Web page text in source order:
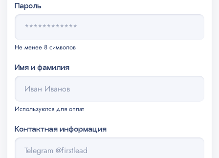
Пароль
Не менее 8 символов
Имя и фамилия
Используются для оплат
Контактная информация